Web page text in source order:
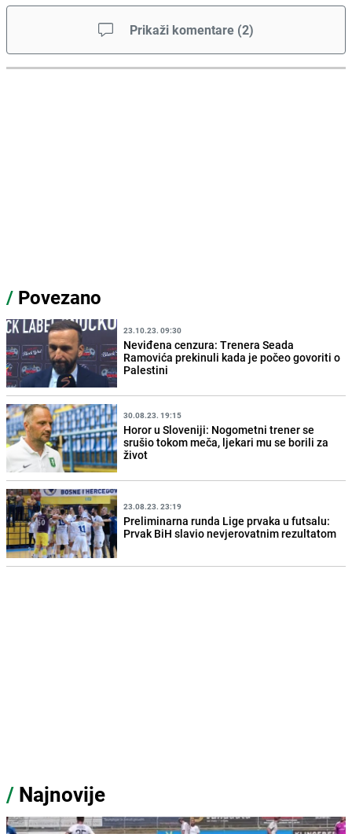
Prikaži komentare (2)
/ Povezano
23.10.23. 09:30
Neviđena cenzura: Trenera Seada
Ramovića prekinuli kada je počeo govoriti o
Palestini
30.08.23. 19:15
Horor u Sloveniji: Nogometni trener se
srušio tokom meča, ljekari mu se borili za
život
23.08.23. 23:19
Preliminarna runda Lige prvaka u futsalu:
Prvak BiH slavio nevjerovatnim rezultatom
/ Najnovije